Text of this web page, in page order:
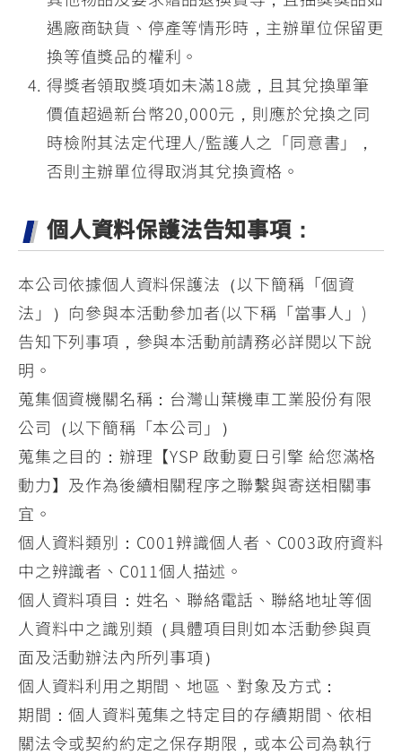
遇廠商缺貨、停產等情形時，主辦單位保留更
換等值獎品的權利。
得獎者領取獎項如未滿18歲，且其兌換單筆
價值超過新台幣20,000元，則應於兌換之同
時檢附其法定代理人/監護人之「同意書」，
否則主辦單位得取消其兌換資格。
個人資料保護法告知事項：
本公司依據個人資料保護法（以下簡稱「個資
法」）向參與本活動參加者(以下稱「當事人」)
告知下列事項，參與本活動前請務必詳閱以下說
明。
蒐集個資機關名稱：台灣山葉機車工業股份有限
公司（以下簡稱「本公司」）
蒐集之目的：辦理【YSP 啟動夏日引擎 給您滿格
動力】及作為後續相關程序之聯繫與寄送相關事
宜。
個人資料類別：C001辨識個人者、C003政府資料
中之辨識者、C011個人描述。
個人資料項目：姓名、聯絡電話、聯絡地址等個
人資料中之識別類（具體項目則如本活動參與頁
面及活動辦法內所列事項）
個人資料利用之期間、地區、對象及方式：
期間：個人資料蒐集之特定目的存續期間、依相
關法令或契約約定之保存期限，或本公司為執行